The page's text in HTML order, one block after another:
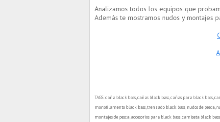
Analizamos todos los equipos que
Además te mostramos nudos y montajes
TAGS: caña black bass, cañas black bass, cañas para black bass,
monofilamento black bass, trenzado black bass, nudos de pesca,
montajes de pesca, accesorios para black bass, camiseta black